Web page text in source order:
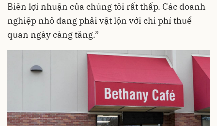
Biên lợi nhuận của chúng tôi rất thấp. Các doanh
nghiệp nhỏ đang phải vật lộn với chi phí thuế
quan ngày càng tăng.”